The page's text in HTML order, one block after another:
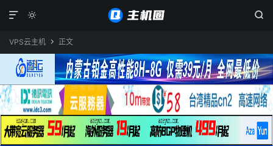
 

VPS云主机  正文